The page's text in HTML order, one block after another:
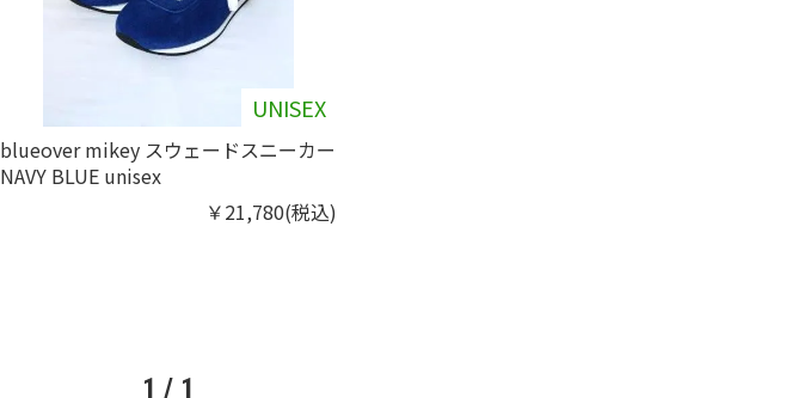
UNISEX
blueover mikey スウェードスニーカー
NAVY BLUE unisex
￥21,780(税込)
1 / 1